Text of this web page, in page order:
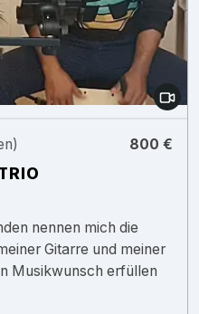
800 €
nennen mich die
Gitarre und meiner
Musikwunsch erfüllen